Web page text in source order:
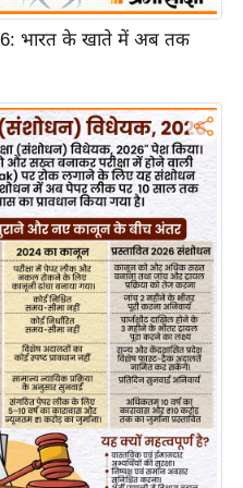
भारत के खाते में अब तक